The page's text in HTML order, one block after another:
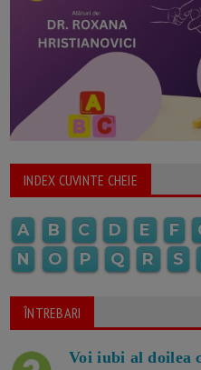
INDEX CUVINTE CHEIE
A B C D E F
N
O P Q R S
ÎNTREBARI
Voi iubi al doilea